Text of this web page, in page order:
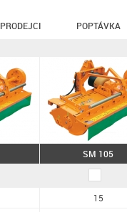
PRODEJCI POPTÁVKA
SM 105
15